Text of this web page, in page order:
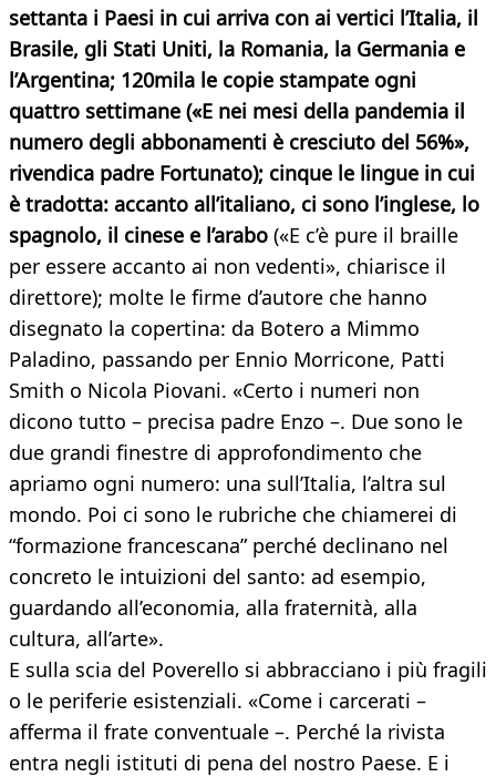
settanta i Paesi in cui arriva con ai vertici l’Italia, il
Brasile, gli Stati Uniti, la Romania, la Germania e
l’Argentina; 120mila le copie stampate ogni
quattro settimane («E nei mesi della pandemia il
numero degli abbonamenti è cresciuto del 56%»,
rivendica padre Fortunato); cinque le lingue in cui
è tradotta: accanto all’italiano, ci sono l’inglese, lo
spagnolo, il cinese e l’arabo («E c’è pure il braille
per essere accanto ai non vedenti», chiarisce il
direttore); molte le firme d’autore che hanno
disegnato la copertina: da Botero a Mimmo
Paladino, passando per Ennio Morricone, Patti
Smith o Nicola Piovani. «Certo i numeri non
dicono tutto – precisa padre Enzo –. Due sono le
due grandi finestre di approfondimento che
apriamo ogni numero: una sull’Italia, l’altra sul
mondo. Poi ci sono le rubriche che chiamerei di
“formazione francescana” perché declinano nel
concreto le intuizioni del santo: ad esempio,
guardando all’economia, alla fraternità, alla
cultura, all’arte».
E sulla scia del Poverello si abbracciano i più fragili
o le periferie esistenziali. «Come i carcerati –
afferma il frate conventuale –. Perché la rivista
entra negli istituti di pena del nostro Paese. E i